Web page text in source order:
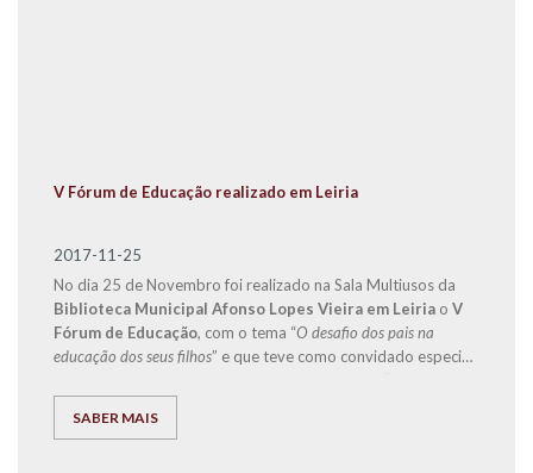
V Fórum de Educação realizado em Leiria
2017-11-25
No dia 25 de Novembro foi realizado na Sala Multiusos da
Biblioteca Municipal Afonso Lopes Vieira em Leiria o V
Fórum de Educação, com o tema “O desafio dos pais na
educação dos seus filhos” e que teve como convidado especial
Bora Lá!” e “Do Secundário à Universidade com Sucesso –
SABER MAIS